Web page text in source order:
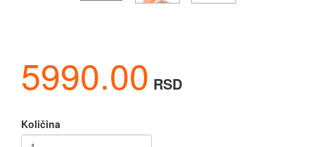
5990.00 RSD
Količina